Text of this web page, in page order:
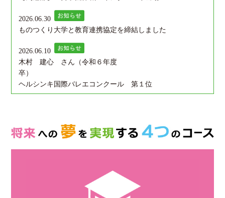
2026.06.30
ものつくり大学と教育連携協定を締結しました
2026.06.10
木村 建心 さん（令和６年度
卒
ヘルシンキ国際バレエコンクール 第１位